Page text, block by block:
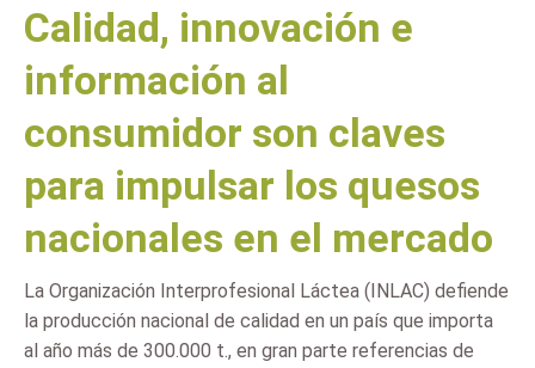
Calidad, innovación e
información al
consumidor son claves
para impulsar los quesos
nacionales en el mercado
La Organización Interprofesional Láctea (INLAC) defiende
la producción nacional de calidad en un país que importa
al año más de 300.000 t., en gran parte referencias de